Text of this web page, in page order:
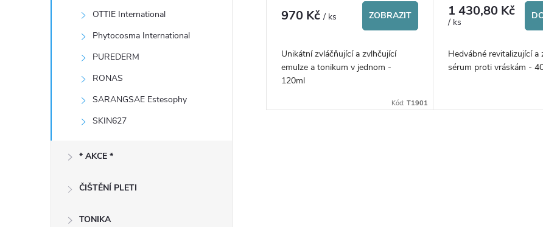
OTTIE International
Phytocosma International
PUREDERM
RONAS
SARANGSAE Estesophy
SKIN627
* AKCE *
ČIŠTĚNÍ PLETI
TONIKA
t
970 Kč/ ks ZOBRAZIT
Unikátní zvláčňující a zvlhčující
emulze a tonikum v jednom -
120ml
Kód:T1901
1 430,80 Kč
/ ks
Hedvábné revitalizující a
sérum proti vráskám -